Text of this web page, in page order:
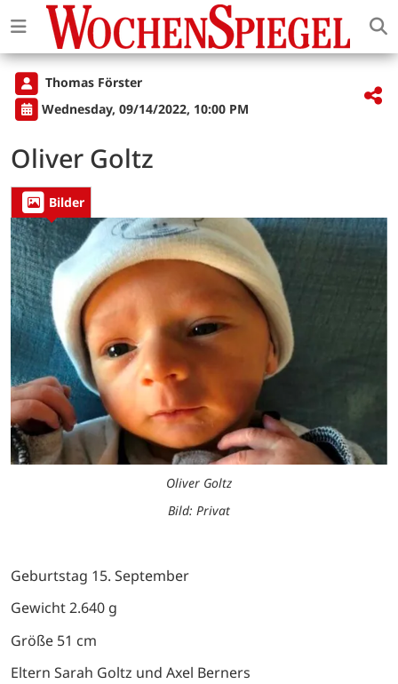
Thomas Förster
Wednesday, 09/14/2022, 10:00 PM
Oliver Goltz
Bilder
Oliver Goltz
Bild: Privat
Geburtstag 15. September
Gewicht 2.640 g
Größe 51 cm
Eltern Sarah Goltz und Axel Berners